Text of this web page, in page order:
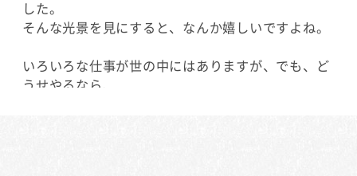
した。
そんな光景を見にすると、なんか嬉しいですよね。
いろいろな仕事が世の中にはありますが、でも、ど
うせやるなら、